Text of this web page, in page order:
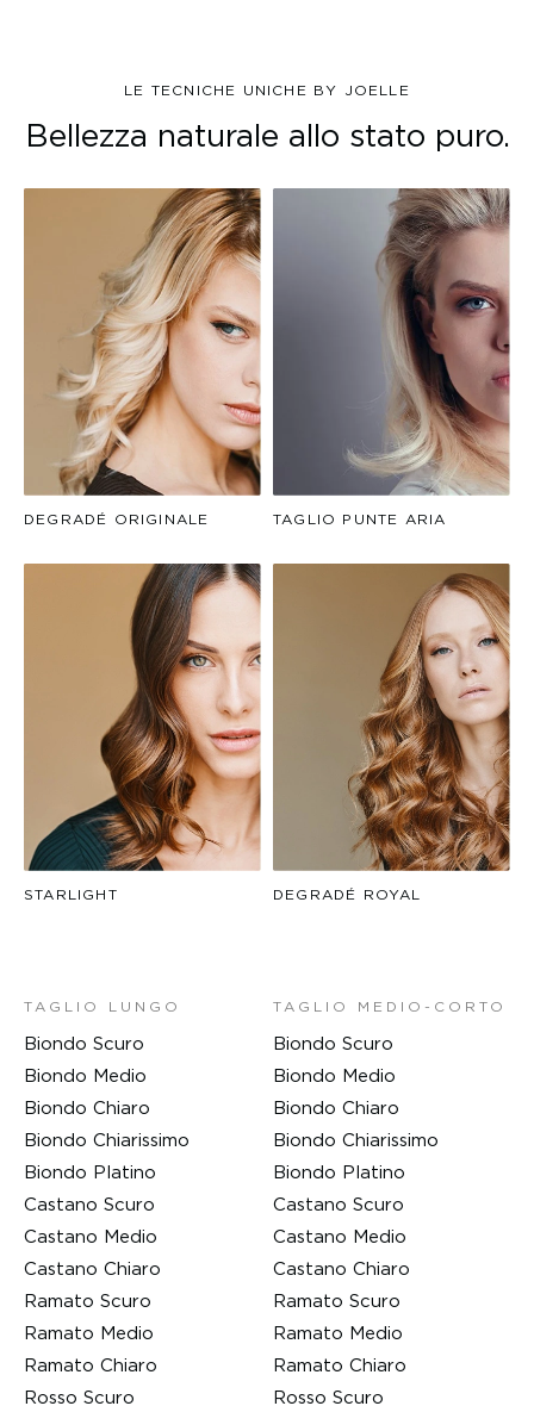
LE TECNICHE UNICHE BY JOELLE
Bellezza naturale allo stato puro.
DEGRADÉ ORIGINALE TAGLIO PUNTE ARIA
STARLIGHT DEGRADÉ ROYAL
TAGLIO LUNGO
Biondo Scuro
Biondo Medio
Biondo Chiaro
Biondo Chiarissimo
Biondo Platino
Castano Scuro
Castano Medio
Castano Chiaro
Ramato Scuro
Ramato Medio
Ramato Chiaro
Rosso Scuro
TAGLIO MEDIO-CORTO
Biondo Scuro
Biondo Medio
Biondo Chiaro
Biondo Chiarissimo
Biondo Platino
Castano Scuro
Castano Medio
Castano Chiaro
Ramato Scuro
Ramato Medio
Ramato Chiaro
Rosso Scuro